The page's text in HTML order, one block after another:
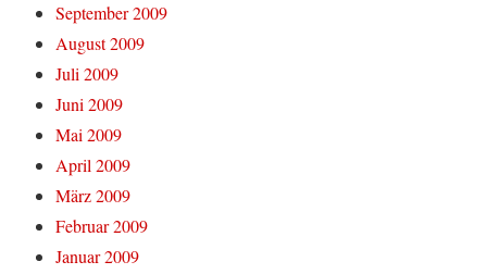
September 2009
August 2009
Juli 2009
Juni 2009
Mai 2009
April 2009
März 2009
Februar 2009
Januar 2009